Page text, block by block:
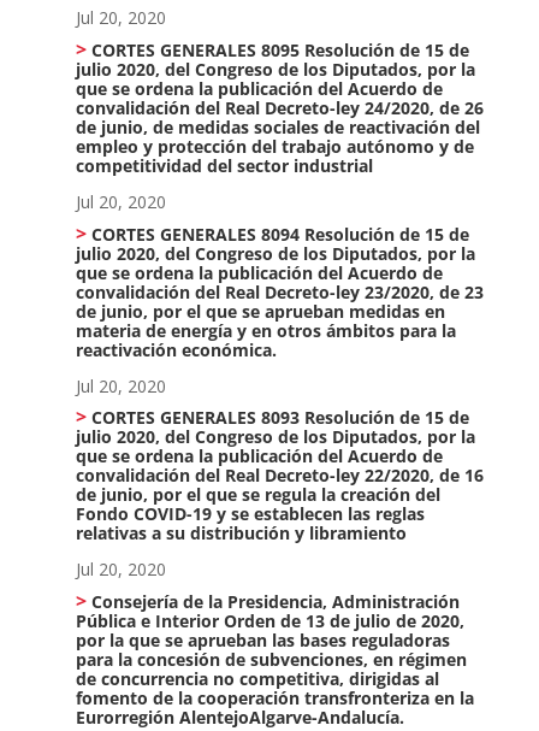
Jul 20, 2020
CORTES GENERALES 8095 Resolución de 15 de
julio 2020, del Congreso de los Diputados, por la
que se ordena la publicación del Acuerdo de
convalidación del Real Decreto-ley 24/2020, de 26
de junio, de medidas sociales de reactivación del
empleo y protección del trabajo autónomo y de
competitividad del sector industrial
Jul 20, 2020
CORTES GENERALES 8094 Resolución de 15 de
julio 2020, del Congreso de los Diputados, por la
que se ordena la publicación del Acuerdo de
convalidación del Real Decreto-ley 23/2020, de 23
de junio, por el que se aprueban medidas en
materia de energía y en otros ámbitos para la
reactivación económica.
Jul 20, 2020
CORTES GENERALES 8093 Resolución de 15 de
julio 2020, del Congreso de los Diputados, por la
que se ordena la publicación del Acuerdo de
convalidación del Real Decreto-ley 22/2020, de 16
de junio, por el que se regula la creación del
Fondo COVID-19 y se establecen las reglas
relativas a su distribución y libramiento
Jul 20, 2020
Consejería de la Presidencia, Administración
Pública e Interior Orden de 13 de julio de 2020,
por la que se aprueban las bases reguladoras
para la concesión de subvenciones, en régimen
de concurrencia no competitiva, dirigidas al
fomento de la cooperación transfronteriza en la
Eurorregión AlentejoAlgarve-Andalucía.